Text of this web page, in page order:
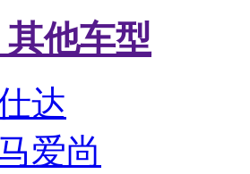
他车型
达
爱尚